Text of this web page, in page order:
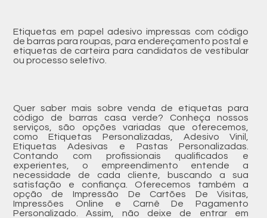
Etiquetas em papel adesivo impressas com código
de barras para roupas, para endereçamento postal e
etiquetas de carteira para candidatos de vestibular
ou processo seletivo.
Quer saber mais sobre venda de etiquetas para
código de barras casa verde? Conheça nossos
serviços, são opções variadas que oferecemos,
como Etiquetas Personalizadas, Adesivo Vinil,
Etiquetas Adesivas e Pastas Personalizadas.
Contando com profissionais qualificados e
experientes, o empreendimento entende a
necessidade de cada cliente, buscando a sua
satisfação e confiança. Oferecemos também a
opção de Impressão De Cartões De Visitas,
Impressões Online e Carnê De Pagamento
Personalizado. Assim, não deixe de entrar em